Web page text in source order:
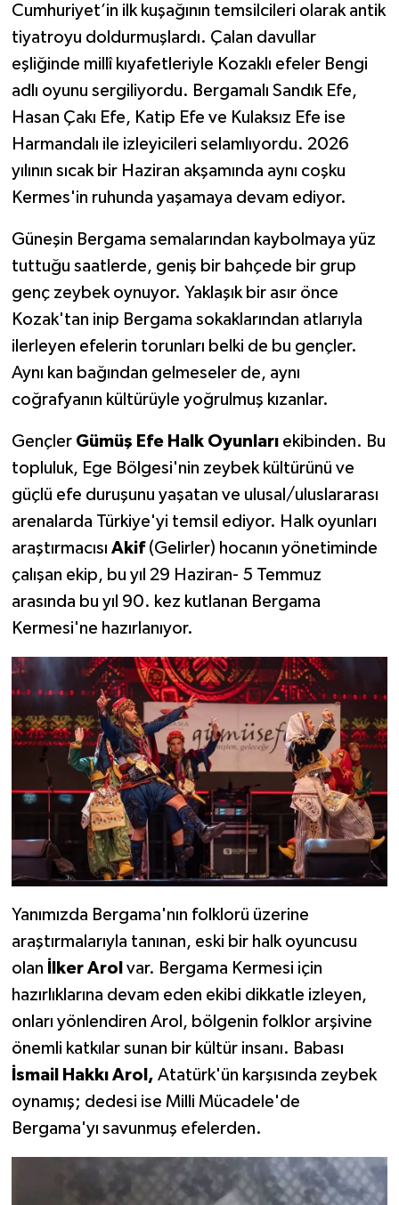
Cumhuriyet’in ilk kuşağının temsilcileri olarak antik
tiyatroyu doldurmuşlardı. Çalan davullar
eşliğinde millî kıyafetleriyle Kozaklı efeler Bengi
adlı oyunu sergiliyordu. Bergamalı Sandık Efe,
Hasan Çakı Efe, Katip Efe ve Kulaksız Efe ise
Harmandalı ile izleyicileri selamlıyordu. 2026
yılının sıcak bir Haziran akşamında aynı coşku
Kermes'in ruhunda yaşamaya devam ediyor.
Güneşin Bergama semalarından kaybolmaya yüz
tuttuğu saatlerde, geniş bir bahçede bir grup
genç zeybek oynuyor. Yaklaşık bir asır önce
Kozak'tan inip Bergama sokaklarından atlarıyla
ilerleyen efelerin torunları belki de bu gençler.
Aynı kan bağından gelmeseler de, aynı
coğrafyanın kültürüyle yoğrulmuş kızanlar.
Gençler Gümüş Efe Halk Oyunlarıekibinden. Bu
topluluk, Ege Bölgesi'nin zeybek kültürünü ve
güçlü efe duruşunu yaşatan ve ulusal/uluslararası
arenalarda Türkiye'yi temsil ediyor. Halk oyunları
araştırmacısı Akif(Gelirler) hocanın yönetiminde
çalışan ekip, bu yıl 29 Haziran- 5 Temmuz
arasında bu yıl 90. kez kutlanan Bergama
Kermesi'ne hazırlanıyor.
Yanımızda Bergama'nın folklorü üzerine
araştırmalarıyla tanınan, eski bir halk oyuncusu
olan
İlker Arol var. Bergama Kermesi için
hazırlıklarına devam eden ekibi dikkatle izleyen,
onları yönlendiren Arol, bölgenin folklor arşivine
önemli katkılar sunan bir kültür insanı. Babası
İsmail Hakkı Arol, Atatürk'ün karşısında zeybek
oynamış; dedesi ise Milli Mücadele'de
Bergama'yı savunmuş efelerden.